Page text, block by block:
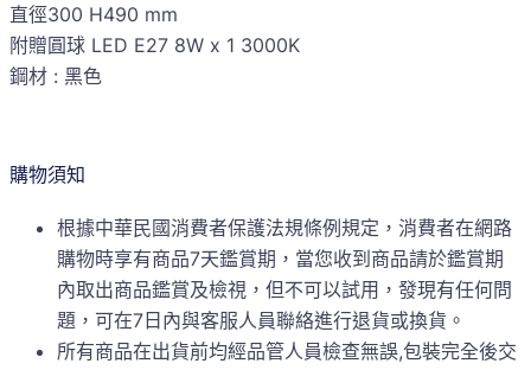
直徑300 H490 mm
附贈圓球 LED E27 8W x 1 3000K
鋼材 : 黑色
購物須知
根據中華民國消費者保護法規條例規定，消費者在網路
購物時享有商品7天鑑賞期，當您收到商品請於鑑賞期
內取出商品鑑賞及檢視，但不可以試用，發現有任何問
題，可在7日內與客服人員聯絡進行退貨或換貨。
所有商品在出貨前均經品管人員檢查無誤,包裝完全後交